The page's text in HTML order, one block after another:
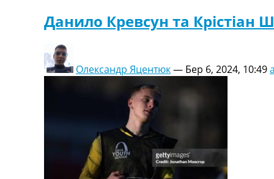
Данило Кревсун та Крістіан
Олександр Яцентюк— Бер 6, 2024, 10:49